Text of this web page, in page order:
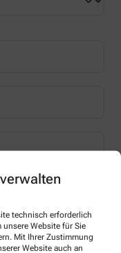
technisch erforderlich
Website für Sie
Mit Ihrer Zustimmung
Website auch an